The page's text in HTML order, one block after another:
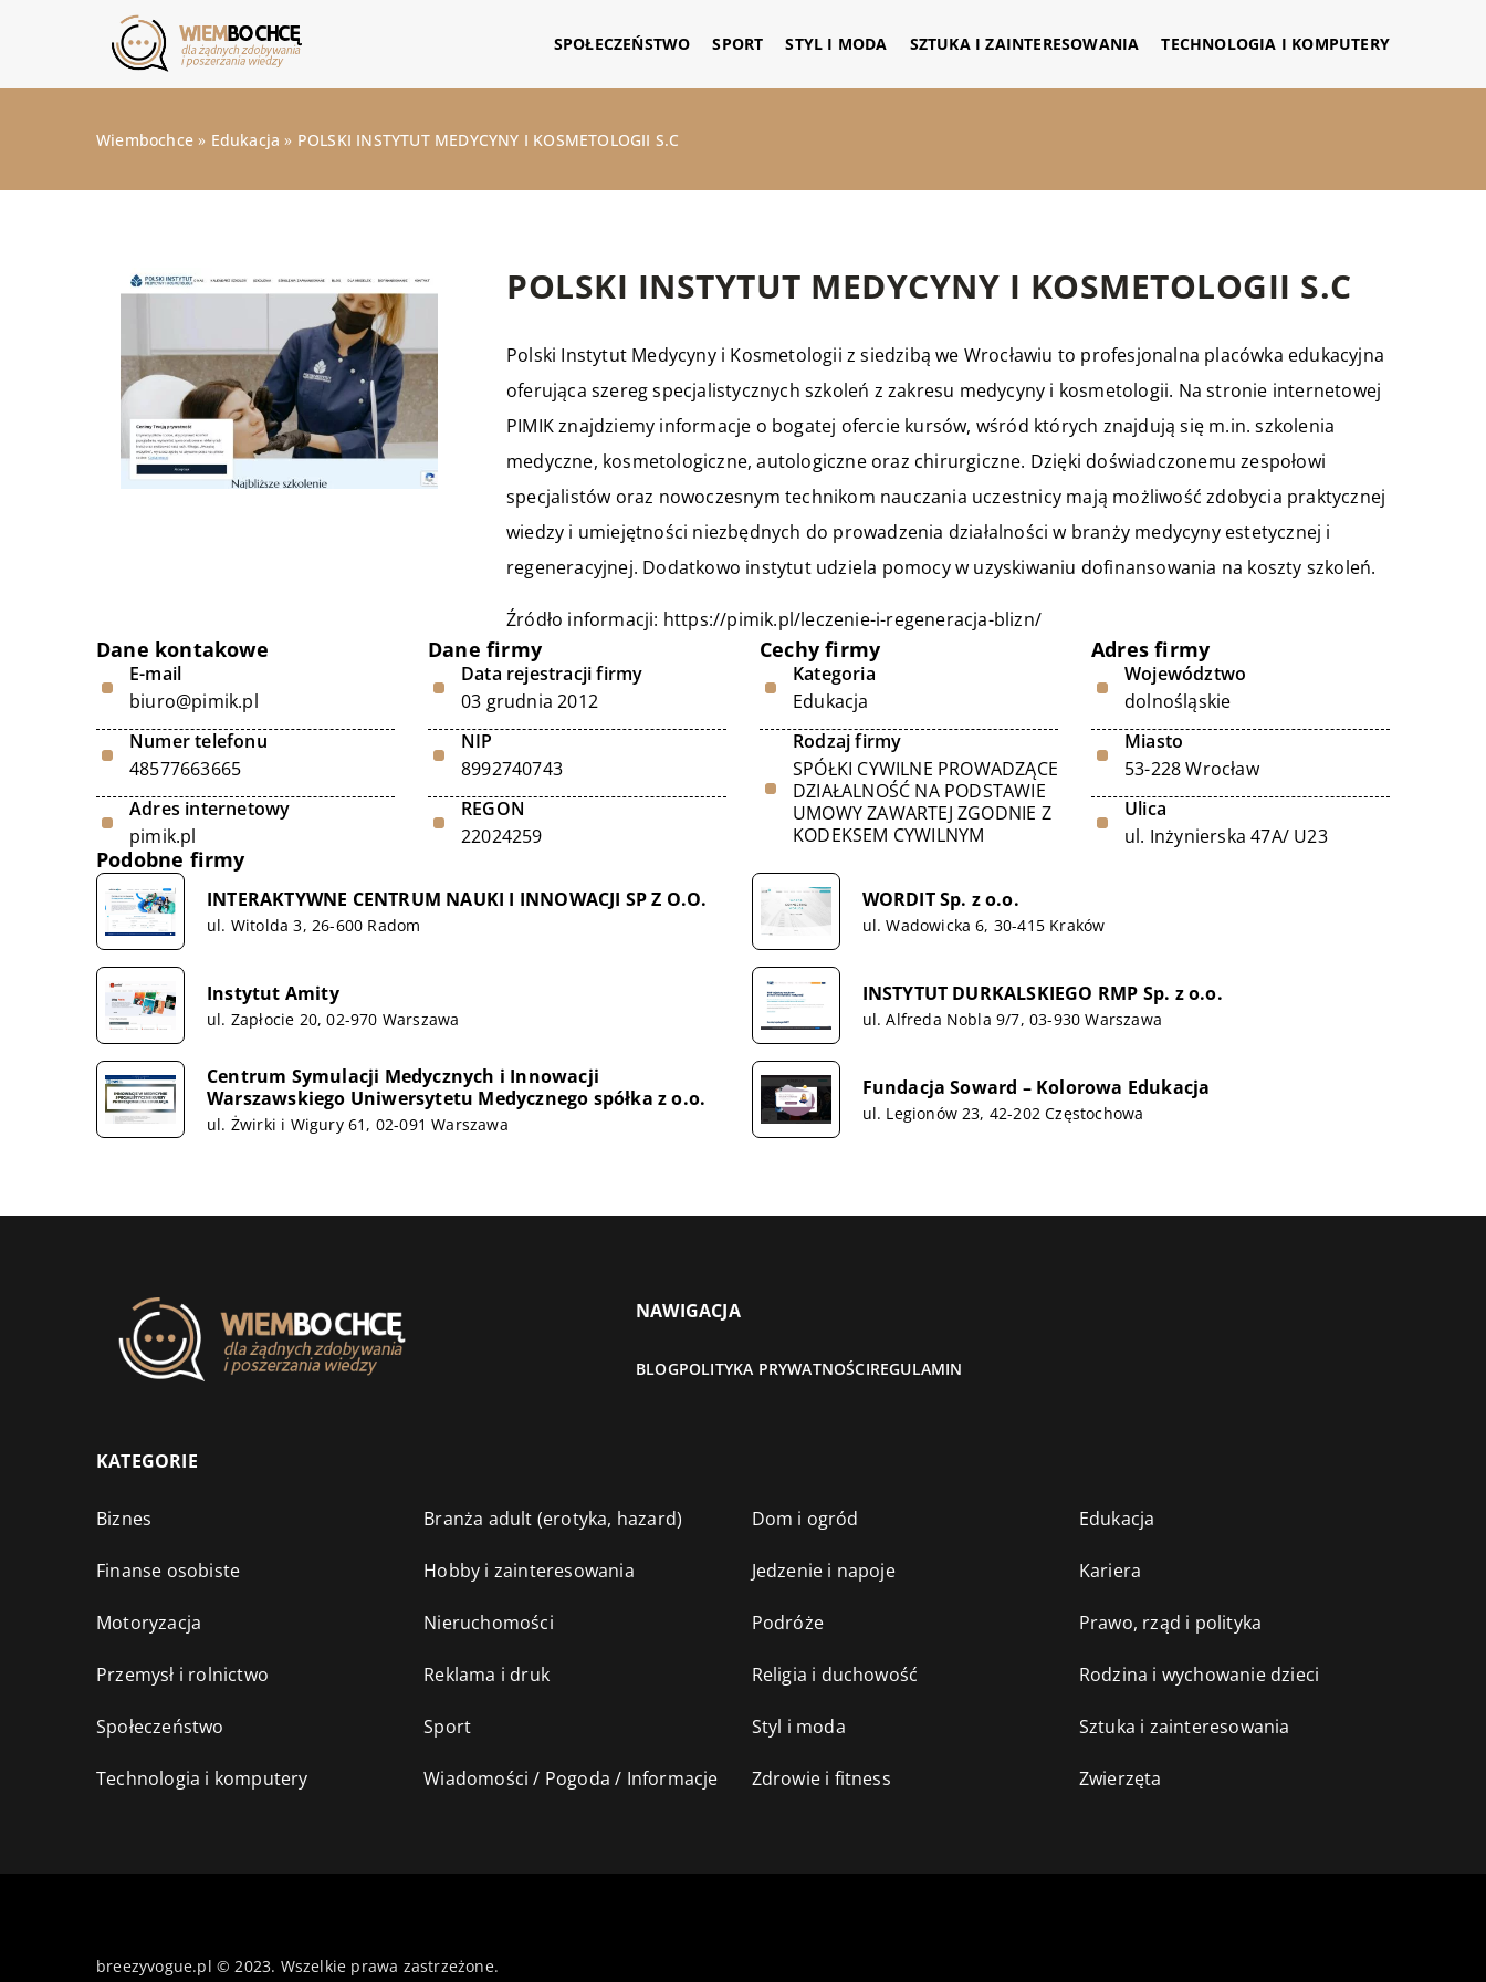
SPOŁECZEŃSTWO SPORT STYL I MODA SZTUKA I ZAINTERESOWANIA TECHNOLOGIA I KOMPUTERY
Wiembochce » Edukacja » POLSKI INSTYTUT MEDYCYNY I KOSMETOLOGII S.C
POLSKI INSTYTUT MEDYCYNY I KOSMETOLOGII S.C
Polski Instytut Medycyny i Kosmetologii z siedzibą we Wrocławiu to profesjonalna placówka edukacyjna
oferująca szereg specjalistycznych szkoleń z zakresu medycyny i kosmetologii. Na stronie internetowej
PIMIK znajdziemy informacje o bogatej ofercie kursów, wśród których znajdują się m.in. szkolenia
medyczne, kosmetologiczne, autologiczne oraz chirurgiczne. Dzięki doświadczonemu zespołowi
specjalistów oraz nowoczesnym technikom nauczania uczestnicy mają możliwość zdobycia praktycznej
wiedzy i umiejętności niezbędnych do prowadzenia działalności w branży medycyny estetycznej i
regeneracyjnej. Dodatkowo instytut udziela pomocy w uzyskiwaniu dofinansowania na koszty szkoleń.
Źródło informacji: https://pimik.pl/leczenie-i-regeneracja-blizn/
Dane kontakowe
E-mail
biuro@pimik.pl
Numer telefonu
48577663665
Adres internetowy
pimik.pl
Dane firmy
Data rejestracji firmy
03 grudnia 2012
NIP
8992740743
REGON
22024259
Cechy firmy
Kategoria
Edukacja
Rodzaj firmy
SPÓŁKI CYWILNE PROWADZĄCE
DZIAŁALNOŚĆ NA PODSTAWIE
UMOWY ZAWARTEJ ZGODNIE Z
KODEKSEM CYWILNYM
Adres firmy
Województwo
dolnośląskie
Miasto
53-228 Wrocław
Ulica
ul. Inżynierska 47A/ U23
Podobne firmy
INTERAKTYWNE CENTRUM NAUKI I INNOWACJI SP Z O.O.
ul. Witolda 3, 26-600 Radom
WORDIT Sp. z o.o.
ul. Wadowicka 6, 30-415 Kraków
Instytut Amity
ul. Zapłocie 20, 02-970 Warszawa
INSTYTUT DURKALSKIEGO RMP Sp. z o.o.
ul. Alfreda Nobla 9/7, 03-930 Warszawa
Centrum Symulacji Medycznych i Innowacji
Warszawskiego Uniwersytetu Medycznego spółka z o.o.
ul. Żwirki i Wigury 61, 02-091 Warszawa
Fundacja Soward – Kolorowa Edukacja
ul. Legionów 23, 42-202 Częstochowa
NAWIGACJA
BLOGPOLITYKA PRYWATNOŚCIREGULAMIN
KATEGORIE
Biznes Branża adult (erotyka, hazard) Dom i ogród Edukacja
Finanse osobiste Hobby i zainteresowania Jedzenie i napoje Kariera
Motoryzacja Nieruchomości Podróże Prawo, rząd i polityka
Przemysł i rolnictwo Reklama i druk Religia i duchowość Rodzina i wychowanie dzieci
Społeczeństwo Sport Styl i moda Sztuka i zainteresowania
Technologia i komputery Wiadomości / Pogoda / Informacje Zdrowie i fitness Zwierzęta
breezyvogue.pl © 2023. Wszelkie prawa zastrzeżone.